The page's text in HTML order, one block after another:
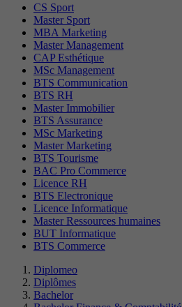
CS Sport
Master Sport
MBA Marketing
Master Management
CAP Esthétique
MSc Management
BTS Communication
BTS RH
Master Immobilier
BTS Assurance
MSc Marketing
Master Marketing
BTS Tourisme
BAC Pro Commerce
Licence RH
BTS Electronique
Licence Informatique
Master Ressources humaines
BUT Informatique
BTS Commerce
Diplomeo
Diplômes
Bachelor